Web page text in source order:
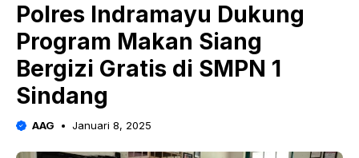
Polres Indramayu Dukung
Program Makan Siang
Bergizi Gratis di SMPN 1
Sindang
AAG Januari 8, 2025